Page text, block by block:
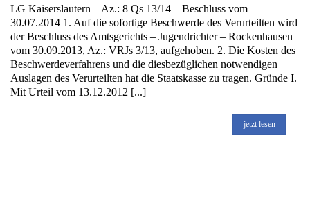
LG Kaiserslautern – Az.: 8 Qs 13/14 – Beschluss vom
30.07.2014 1. Auf die sofortige Beschwerde des Verurteilten wird
der Beschluss des Amtsgerichts – Jugendrichter – Rockenhausen
vom 30.09.2013, Az.: VRJs 3/13, aufgehoben. 2. Die Kosten des
Beschwerdeverfahrens und die diesbezüglichen notwendigen
Auslagen des Verurteilten hat die Staatskasse zu tragen. Gründe I.
Mit Urteil vom 13.12.2012 [...]
jetzt lesen